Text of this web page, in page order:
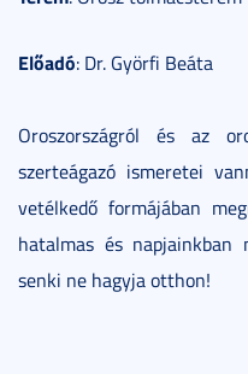
Előadó: Dr. Györfi Beáta
Oroszországról és az
szerteágazó ismeretei
vetélkedő formájában
hatalmas és napjainkban
senki ne hagyja otthon!